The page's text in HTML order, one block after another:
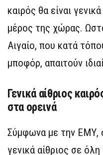
καιρός θα είναι
μέρος της χώρας.
Αιγαίο, που κατά
μποφόρ, απαιτούν
Γενικά αίθριος
στα ορεινά
Σύμφωνα με την ΕΜΥ,
γενικά αίθριος σε